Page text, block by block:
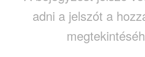
adni a jelszót a